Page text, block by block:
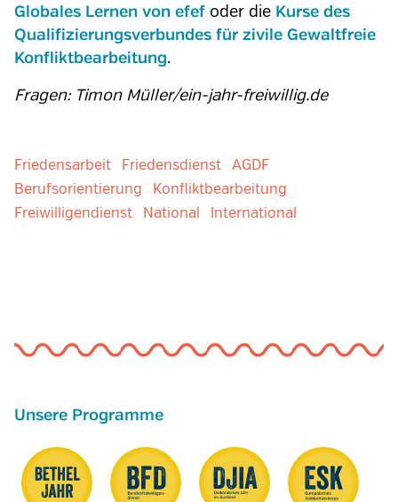
Globales Lernen von efef oder die Kurse des
Qualifizierungsverbundes für zivile Gewaltfreie
Konfliktbearbeitung.
Fragen: Timon Müller/ein-jahr-freiwillig.de
Friedensarbeit Friedensdienst AGDF
Berufsorientierung
Konfliktbearbeitung
Freiwilligendienst
National International
Unsere Programme